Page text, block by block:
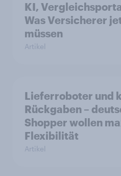
KI,
Was Versicherer
müssen
Artikel
Lieferroboter und
Rückgaben –
Shopper wollen
Flexibilität
Artikel